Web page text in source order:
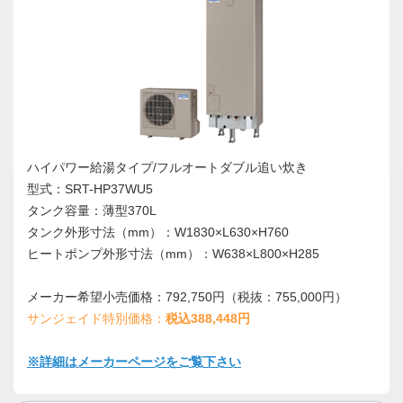
ハイパワー給湯タイプ/フルオートダブル追い炊き
型式：SRT-HP37WU5
タンク容量：薄型370L
タンク外形寸法（mm）：W1830×L630×H760
ヒートポンプ外形寸法（mm）：W638×L800×H285
メーカー希望小売価格：792,750円（税抜：755,000円）
サンジェイド特別価格： 税込388,448円
※詳細はメーカーページをご覧下さい